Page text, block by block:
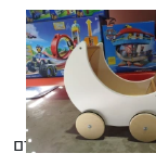
3 מוצרים